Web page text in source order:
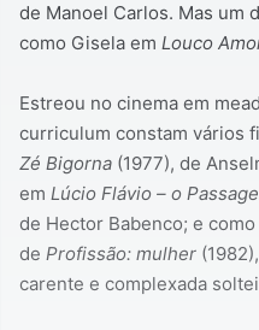
de Manoel Carlos. Mas um
como Gisela em Louco
Estreou no cinema em
curriculum constam vários
Zé Bigorna (1977), de
em Lúcio Flávio – o
de Hector Babenco; e
de Profissão: mulher
carente e complexada